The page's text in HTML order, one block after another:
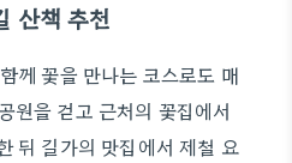
산책 추천
께 꽃을 만나는 코스로도 매
원을 걷고 근처의 꽃집에서
뒤 길가의 맛집에서 제철 요